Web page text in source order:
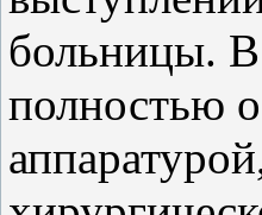
больницы. В
полностью